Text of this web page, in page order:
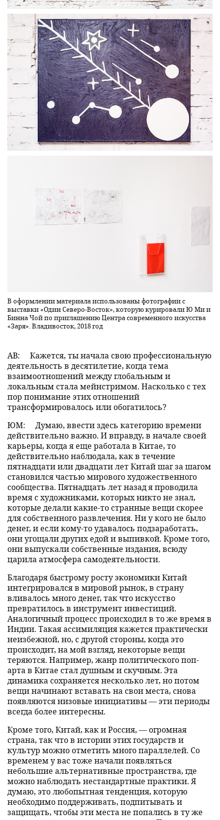
В оформлении материала использованы фотографии с
выставки «Один Северо-Восток», которую курировали Ю Ми и
Бинна Чой по приглашению Центра современного искусства
«Заря». Владивосток, 2018 год
АВ:
Кажется, ты начала свою профессиональную
деятельность в десятилетие, когда тема
взаимоотношений между глобальным и
локальным стала мейнстримом. Насколько с тех
пор понимание этих отношений
трансформировалось или обогатилось?
ЮМ:
Думаю, ввести здесь категорию времени
действительно важно. И вправду, в начале своей
карьеры, когда я еще работала в Китае, то
действительно наблюдала, как в течение
пятнадцати или двадцати лет Китай шаг за шагом
становился частью мирового художественного
сообщества. Пятнадцать лет назад я проводила
время с художниками, которых никто не знал,
которые делали какие-то странные вещи скорее
для собственного развлечения. Ни у кого не было
денег, и если кому-то удавалось подзаработать,
они угощали других едой и выпивкой. Кроме того,
они выпускали собственные издания, всюду
царила атмосфера самодеятельности.
Благодаря быстрому росту экономики Китай
интегрировался в мировой рынок, в страну
вливалось много денег, так что искусство
превратилось в инструмент инвестиций.
Аналогичный процесс происходил в то же время в
Индии. Такая ассимиляция кажется практически
неизбежной, но, с другой стороны, когда это
происходит, на мой взгляд, некоторые вещи
теряются. Например, жанр политического поп-
арта в Китае стал душным и скучным. Эта
динамика сохраняется несколько лет, но потом
вещи начинают вставать на свои места, снова
появляются низовые инициативы — эти периоды
всегда более интересны.
Кроме того, Китай, как и Россия, — огромная
страна, так что в истории этих государств и
культур можно отметить много параллелей. Со
временем у вас тоже начали появляться
небольшие альтернативные пространства, где
можно наблюдать нестандартные практики. Я
думаю, это любопытная тенденция, которую
необходимо поддерживать, подпитывать и
защищать, чтобы эти места не попались в ту же